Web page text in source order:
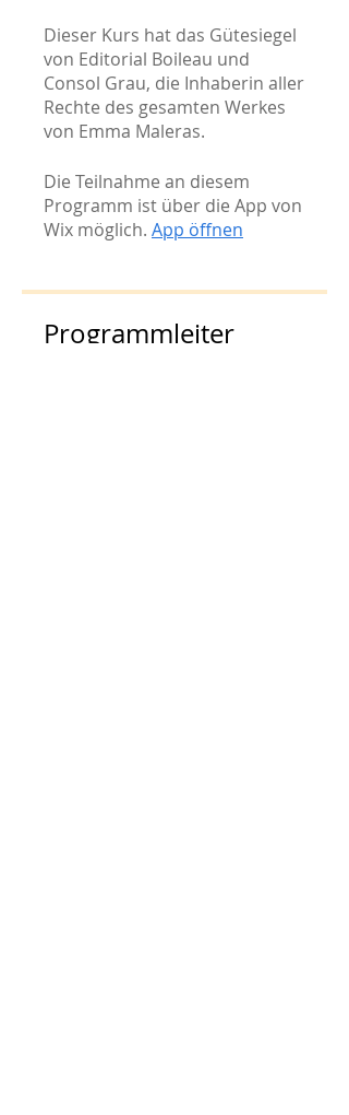
Dieser Kurs hat das Gütesiegel
von Editorial Boileau und
Consol Grau, die Inhaberin aller
Rechte des gesamten Werkes
von Emma Maleras.
Die Teilnahme an diesem
Programm ist über die App von
Wix möglich. App öffnen
Programmleiter